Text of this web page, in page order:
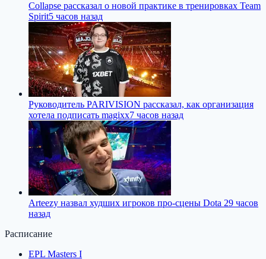
Collapse рассказал о новой практике в тренировках Team
Spirit5 часов назад
Руководитель PARIVISION рассказал, как организация
хотела подписать magixx7 часов назад
Arteezy назвал худших игроков про-сцены Dota 29 часов
назад
Расписание
EPL Masters I